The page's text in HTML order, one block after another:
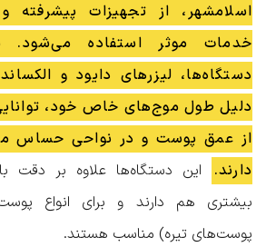
اسلامشهر، از تجهیزات پیشرفته
خدمات موثر استفاده می‌شود.
دستگاه‌ها، لیزرهای دایود و
دلیل طول موج‌های خاص خود،
از عمق پوست و در نواحی حساس
دارند.
این دستگاه‌ها علاوه بر دقت
بیشتری هم دارند و برای انواع
پوست‌های تیره) مناسب هستند.